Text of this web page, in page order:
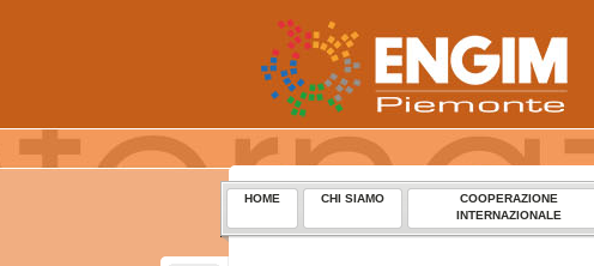
HOME CHI SIAMO
COOPERAZIONE
INTERNAZIONALE